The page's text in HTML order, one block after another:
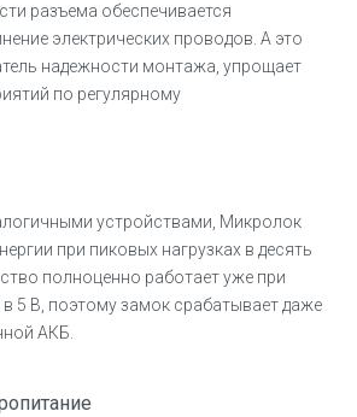
разъема обеспечивается
электрических проводов. А это
надежности монтажа, упрощает
по регулярному
устройствами, Микролок
при пиковых нагрузках в десять
полноценно работает уже при
5 В, поэтому замок срабатывает даже
АКБ.